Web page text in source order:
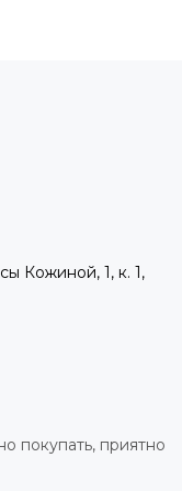
Кожиной, 1, к. 1,
покупать, приятно